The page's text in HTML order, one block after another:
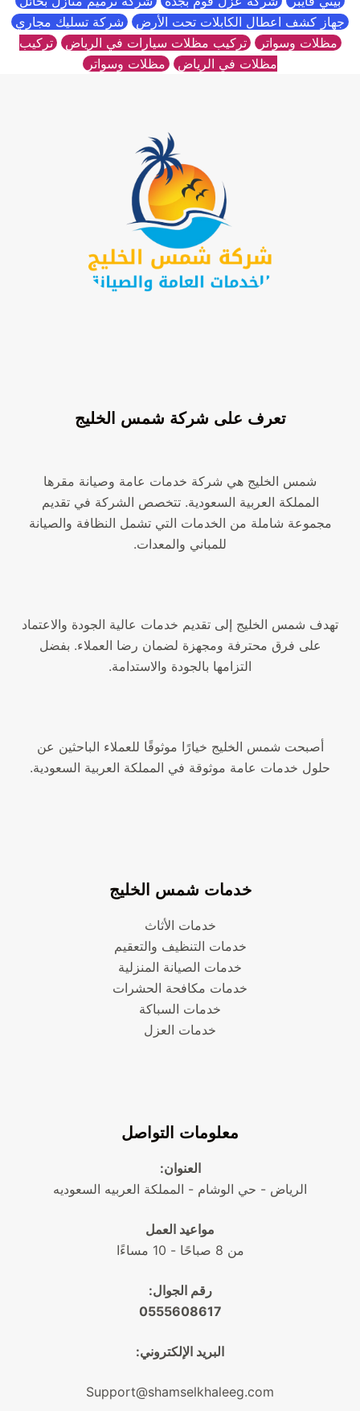
جهاز كشف اعطال الكابلات تحت الأرض شركة تسليك مجاري
مظلات وسواتر تركيب مظلات سيارات في الرياض تركيب
مظلات في الرياض مظلات وسواتر
تعرف على شركة شمس الخليج
شمس الخليج هي شركة خدمات عامة وصيانة مقرها
المملكة العربية السعودية. تتخصص الشركة في تقديم
مجموعة شاملة من الخدمات التي تشمل النظافة والصيانة
للمباني والمعدات.
تهدف شمس الخليج إلى تقديم خدمات عالية الجودة والاعتماد
على فرق محترفة ومجهزة لضمان رضا العملاء. بفضل
التزامها بالجودة والاستدامة.
أصبحت شمس الخليج خيارًا موثوقًا للعملاء الباحثين عن
حلول خدمات عامة موثوقة في المملكة العربية السعودية.
خدمات شمس الخليج
خدمات الأثاث
خدمات التنظيف والتعقيم
خدمات الصيانة المنزلية
خدمات مكافحة الحشرات
خدمات السباكة
خدمات العزل
معلومات التواصل
العنوان:
الرياض - حي الوشام - المملكة العربيه السعوديه
مواعيد العمل
من 8 صباحًا - 10 مساءًا
رقم الجوال:
0555608617
البريد الإلكتروني:
Support@shamselkhaleeg.com